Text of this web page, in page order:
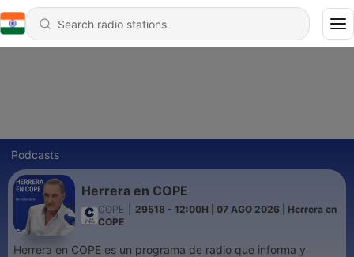
Podcasts
Herrera en COPE
COPE
29518 - 12:00H | 07 AGO 2026 | Herrera en
COPE
Herrera en COPE es un programa de radio que informa y